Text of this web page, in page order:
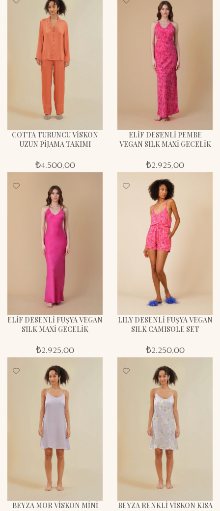
COTTA TURUNCU VİSKON
UZUN PİJAMA TAKIMI
₺4.500,00
ELİF DESENLİ PEMBE
VEGAN SILK MAXİ GECELİK
₺2.925,00
ELİF DESENLİ FUŞYA VEGAN
SILK MAXİ GECELİK
₺2.925,00
LILY DESENLİ FUŞYA VEGAN
SILK CAMISOLE SET
₺2.250,00
BEYZA MOR VİSKON MİNİ
BEYZA RENKLİ VİSKON KISA